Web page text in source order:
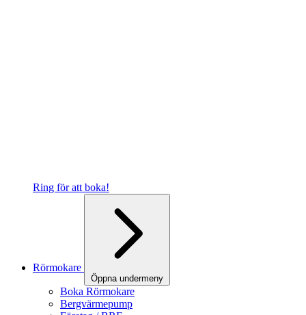
Ring för att boka!
Rörmokare
Öppna undermeny
Boka Rörmokare
Bergvärmepump